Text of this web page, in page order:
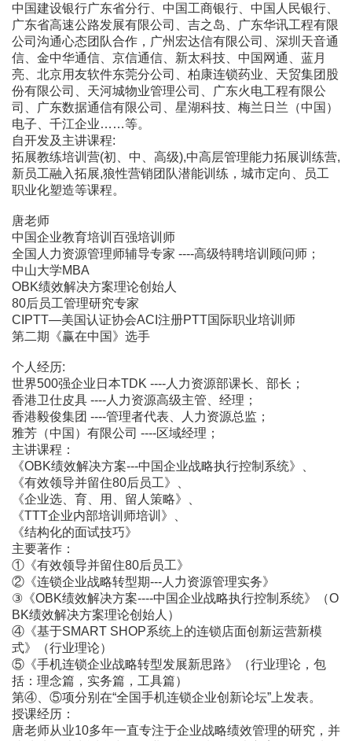
中国建设银行广东省分行、中国工商银行、中国人民银行、
广东省高速公路发展有限公司、吉之岛、广东华讯工程有限
公司沟通心态团队合作，广州宏达信有限公司、深圳天音通
信、金中华通信、京信通信、新太科技、中国网通、蓝月
亮、北京用友软件东莞分公司、柏康连锁药业、天贸集团股
份有限公司、天河城物业管理公司、广东火电工程有限公
司、广东数据通信有限公司、星湖科技、梅兰日兰（中国）
电子、千江企业……等。
自开发及主讲课程:
拓展教练培训营(初、中、高级),中高层管理能力拓展训练营,
新员工融入拓展,狼性营销团队潜能训练，城市定向、员工
职业化塑造等课程。
唐老师
中国企业教育培训百强培训师
全国人力资源管理师辅导专家 ----高级特聘培训顾问师；
中山大学MBA
OBK绩效解决方案理论创始人
80后员工管理研究专家
CIPTT―美国认证协会ACI注册PTT国际职业培训师
第二期《赢在中国》选手
个人经历:
世界500强企业日本TDK ----人力资源部课长、部长；
香港卫仕皮具 ----人力资源高级主管、经理；
香港毅俊集团 ----管理者代表、人力资源总监；
雅芳（中国）有限公司 ----区域经理；
主讲课程：
《OBK绩效解决方案---中国企业战略执行控制系统》、
《有效领导并留住80后员工》、
《企业选、育、用、留人策略》、
《TTT企业内部培训师培训》、
《结构化的面试技巧》
主要著作：
①《有效领导并留住80后员工》
②《连锁企业战略转型期---人力资源管理实务》
③《OBK绩效解决方案----中国企业战略执行控制系统》（O
BK绩效解决方案理论创始人）
④《基于SMART SHOP系统上的连锁店面创新运营新模
式》（行业理论）
⑤《手机连锁企业战略转型发展新思路》（行业理论，包
括：理念篇，实务篇，工具篇）
第④、⑤项分别在“全国手机连锁企业创新论坛”上发表。
授课经历：
唐老师从业10多年一直专注于企业战略绩效管理的研究，并